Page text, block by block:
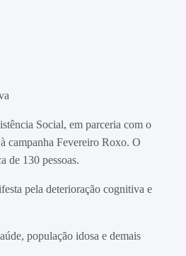
Social, em parceria com o
campanha Fevereiro Roxo. O
de 130 pessoas.
pela deterioração cognitiva e
população idosa e demais